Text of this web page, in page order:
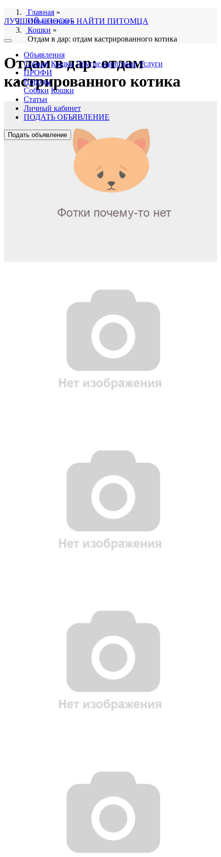
ЛУЧШИЙ СПОСОБ НАЙТИ ПИТОМЦА
Объявления
Собаки Кошки Другие животные Услуги
ПРОФИ
Породы
Собаки Кошки
Статьи
Личный кабинет
ПОДАТЬ ОБЪЯВЛЕНИЕ
Подать объявление
Главная »
Объявления»
Кошки »
Отдам в дар: отдам кастрированного котика
Отдам в дар: отдам
кастрированного котика